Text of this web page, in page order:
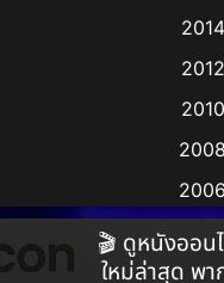
Story สร้างจากเรื่องจ
2014
2012
2010
2008
2006
2004
🎬 ดูหนังออ
ใหม่ล่าสุด พ